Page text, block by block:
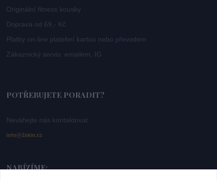
Originální fitness kousky
Doprava od 69,- Kč
Platby on-line platební kartou nebo převodem
Zákaznický servis: emailem, IG
POTŘEBUJETE PORADIT?
Neváhejte nás kontaktovat:
info@2skin.cz
NABÍZÍME: